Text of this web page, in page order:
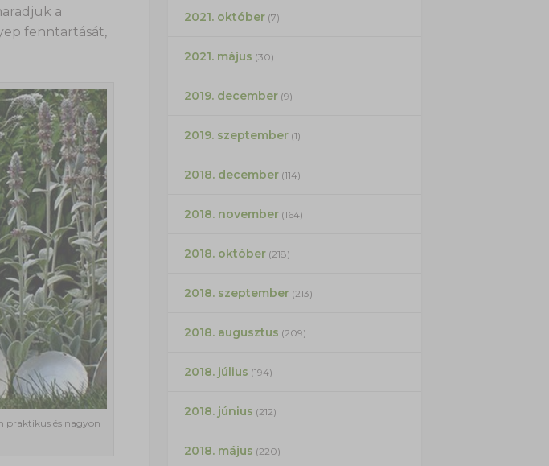
a
fenntartását,
praktikus és nagyon
2021. október(7)
2021. május (30)
2019. december(9)
2019. szeptember(1)
2018. december(114)
2018. november(164)
2018. október(218)
2018. szeptember(213)
2018. augusztus (209)
2018. július (194)
2018. június (212)
2018. május (220)